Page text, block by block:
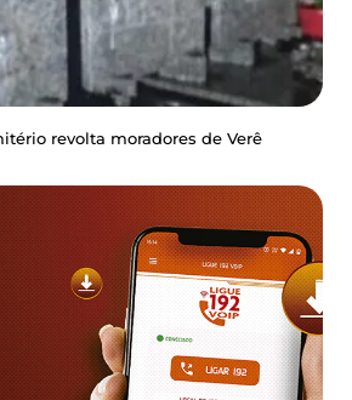
revolta moradores de Verê